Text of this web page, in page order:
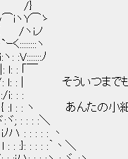
/}
ヽY⌒ゝ
/ヽiノ
::::::::ヽ
ﾉ
｢￣
いつまでも思い通
: :
んたの小細工なん
: : : :＼
: : : : : 丶
:}: : : : :｀丶＼